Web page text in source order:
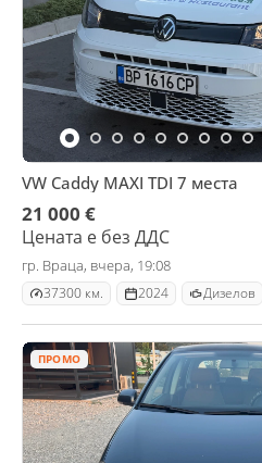
VW Caddy MAXI TDI 7 места
21 000 €
Цената е без ДДС
гр. Враца, вчера, 19:08
37300 км. 2024 Дизелов
ПРОМО